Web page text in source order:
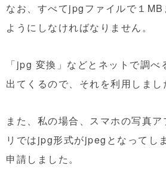
なお、すべてjpgファイルで１
ようにしなければなりません。
「jpg 変換」などとネットで調
出てくるので、それを利用しまし
また、私の場合、スマホの写真
リではjpg形式がjpegとなってし
申請しました。